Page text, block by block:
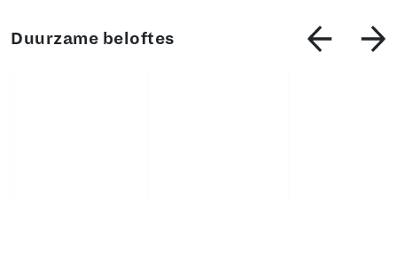
Duurzame beloftes